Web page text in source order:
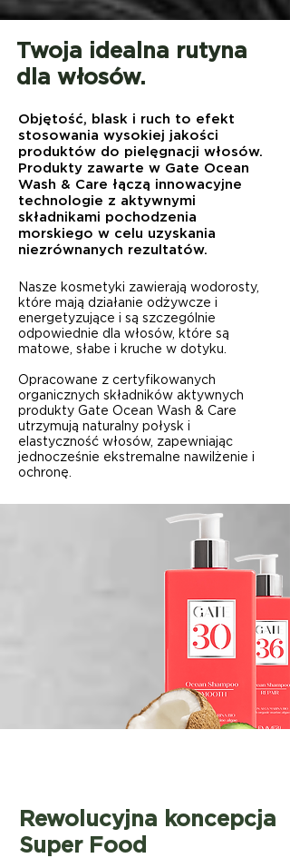
Twoja idealna rutyna
dla włosów.
Objętość, blask i ruch to efekt
stosowania wysokiej jakości
produktów do pielęgnacji włosów.
Produkty zawarte w Gate Ocean
Wash & Care łączą innowacyjne
technologie z aktywnymi
składnikami pochodzenia
morskiego w celu uzyskania
niezrównanych rezultatów.
Nasze kosmetyki zawierają wodorosty,
które mają działanie odżywcze i
energetyzujące i są szczególnie
odpowiednie dla włosów, które są
matowe, słabe i kruche w dotyku.
Opracowane z certyfikowanych
organicznych składników aktywnych
produkty Gate Ocean Wash & Care
utrzymują naturalny połysk i
elastyczność włosów, zapewniając
jednocześnie ekstremalne nawilżenie i
ochronę.
Rewolucyjna koncepcja
Super Food